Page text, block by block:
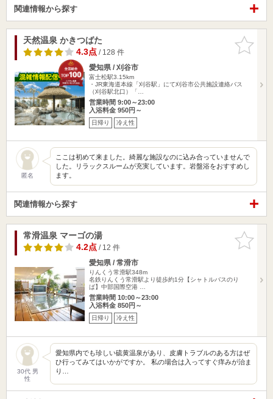
関連情報から探す
お気に入
りに追加
天然温泉 かきつばた
4.3点/ 128 件
愛知県 / 刈谷市
富士松駅3.15km
・JR東海道本線「刈谷駅」にて刈谷市公共施設連絡バス
（刈谷駅北口）「…
営業時間 9:00～23:00
入浴料金 950円～
日帰り 冷え性
匿名
ここは初めて来ました。綺麗な施設なのに込み合っていませんで
した。リラックスルームが充実しています。岩盤浴をおすすめし
ます。
関連情報から探す
お気に入
りに追加
常滑温泉 マーゴの湯
4.2点/ 12 件
愛知県 / 常滑市
りんくう常滑駅348m
名鉄りんくう常滑駅より徒歩約1分【シャトルバスのり
ば】中部国際空港 …
営業時間 10:00～23:00
入浴料金 850円～
日帰り 冷え性
30代 男
性
愛知県内でも珍しい硫黄温泉があり、皮膚トラブルのある方はぜ
ひ行ってみてはいかがですか。 私の場合は入ってすぐ痒みが治ま
り…